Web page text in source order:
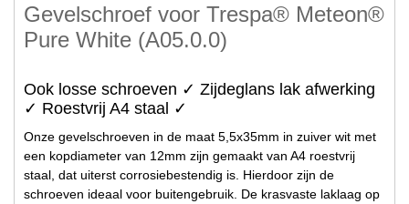
Gevelschroef voor Trespa® Meteon®
Pure White (A05.0.0)
Ook losse schroeven ✓ Zijdeglans lak afwerking
✓ Roestvrij A4 staal ✓
Onze gevelschroeven in de maat 5,5x35mm in zuiver wit met
een kopdiameter van 12mm zijn gemaakt van A4 roestvrij
staal, dat uiterst corrosiebestendig is. Hierdoor zijn de
schroeven ideaal voor buitengebruik. De krasvaste laklaag op